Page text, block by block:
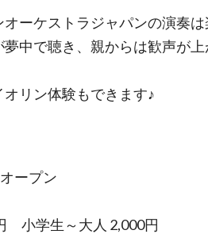
ーケストラジャパンの演奏
中で聴き、親からは歓声が
リン体験もできます♪
ープン
小学生～大人 2,000円